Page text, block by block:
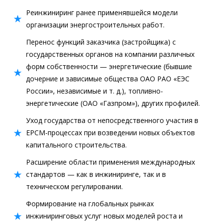
Реинжиниринг ранее применявшейся модели
организации энергостроительных работ.
Перенос функций заказчика (застройщика) с
государственных органов на компании различных
форм собственности — энергетические (бывшие
дочерние и зависимые общества ОАО РАО «ЕЭС
России», независимые и т. д.), топливно-
энергетические (ОАО «Газпром»), других профилей.
Уход государства от непосредственного участия в
ЕРСМ-процессах при возведении новых объектов
капитального строительства.
Расширение области применения международных
стандартов — как в инжиниринге, так и в
техническом регулировании.
Формирование на глобальных рынках
инжиниринговых услуг новых моделей роста и